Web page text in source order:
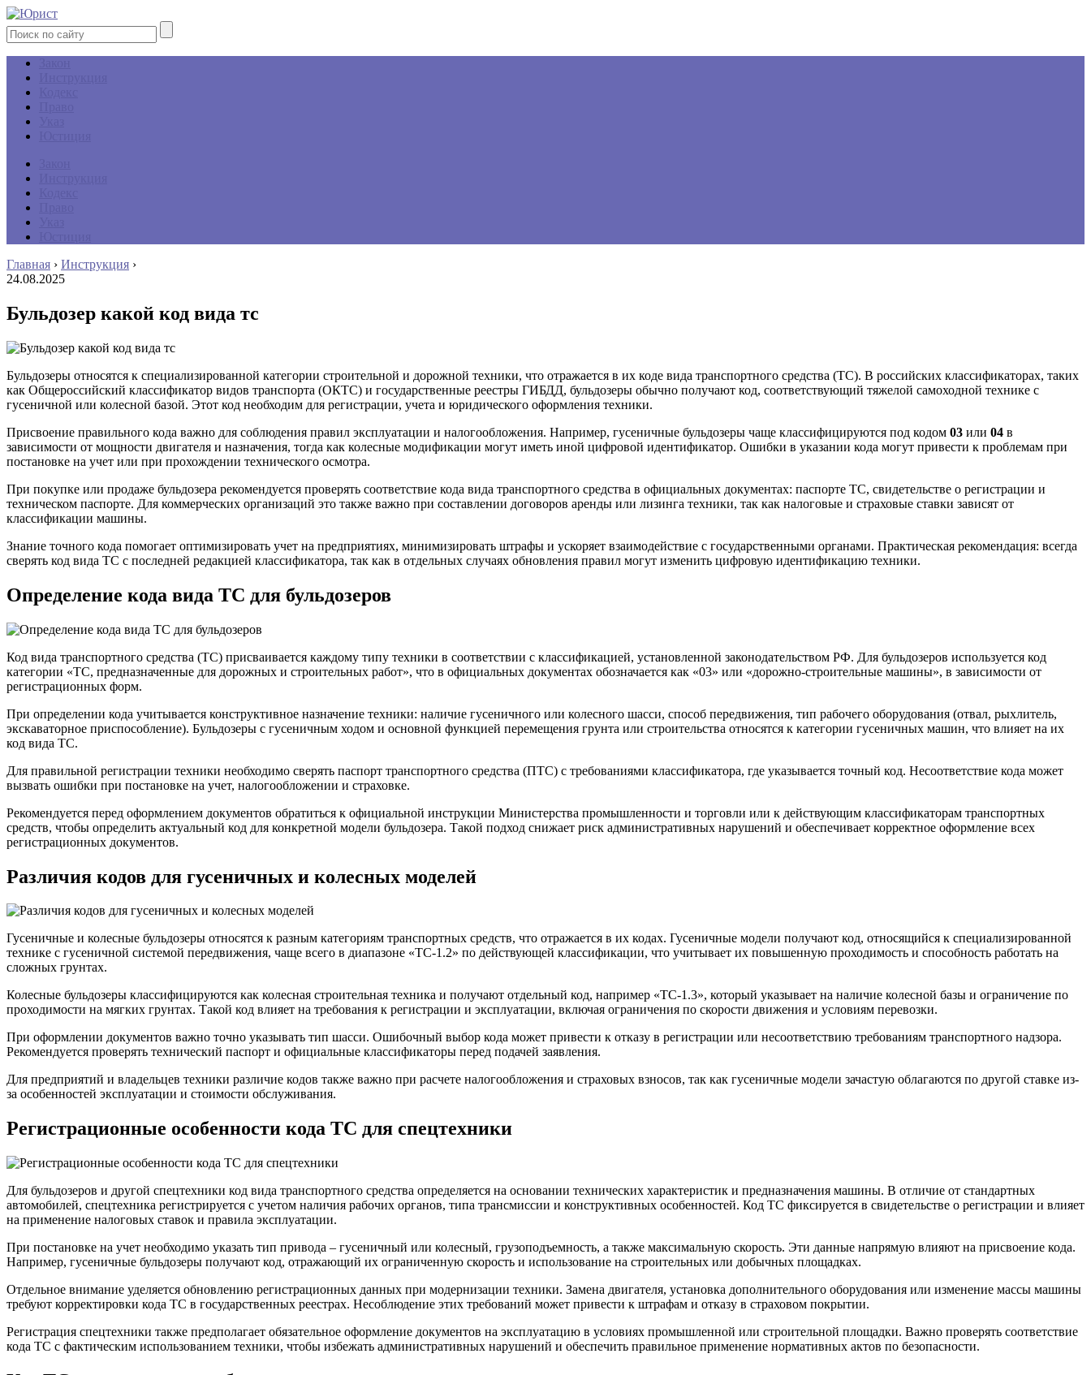
Главная › Инструкция ›
24.08.2025
Бульдозер какой код вида тс
Бульдозеры относятся к специализированной категории строительной и дорожной техники, что отражается в их коде вида транспортного средства (ТС). В российских классификаторах, таких
как Общероссийский классификатор видов транспорта (ОКТС) и государственные реестры ГИБДД, бульдозеры обычно получают код, соответствующий тяжелой самоходной технике с
гусеничной или колесной базой. Этот код необходим для регистрации, учета и юридического оформления техники.
Присвоение правильного кода важно для соблюдения правил эксплуатации и налогообложения. Например, гусеничные бульдозеры чаще классифицируются под кодом 03 или 04 в
зависимости от мощности двигателя и назначения, тогда как колесные модификации могут иметь иной цифровой идентификатор. Ошибки в указании кода могут привести к проблемам при
постановке на учет или при прохождении технического осмотра.
При покупке или продаже бульдозера рекомендуется проверять соответствие кода вида транспортного средства в официальных документах: паспорте ТС, свидетельстве о регистрации и
техническом паспорте. Для коммерческих организаций это также важно при составлении договоров аренды или лизинга техники, так как налоговые и страховые ставки зависят от
классификации машины.
Знание точного кода помогает оптимизировать учет на предприятиях, минимизировать штрафы и ускоряет взаимодействие с государственными органами. Практическая рекомендация: всегда
сверять код вида ТС с последней редакцией классификатора, так как в отдельных случаях обновления правил могут изменить цифровую идентификацию техники.
Определение кода вида ТС для бульдозеров
Код вида транспортного средства (ТС) присваивается каждому типу техники в соответствии с классификацией, установленной законодательством РФ. Для бульдозеров используется код
категории «ТС, предназначенные для дорожных и строительных работ», что в официальных документах обозначается как «03» или «дорожно-строительные машины», в зависимости от
регистрационных форм.
При определении кода учитывается конструктивное назначение техники: наличие гусеничного или колесного шасси, способ передвижения, тип рабочего оборудования (отвал, рыхлитель,
экскаваторное приспособление). Бульдозеры с гусеничным ходом и основной функцией перемещения грунта или строительства относятся к категории гусеничных машин, что влияет на их
код вида ТС.
Для правильной регистрации техники необходимо сверять паспорт транспортного средства (ПТС) с требованиями классификатора, где указывается точный код. Несоответствие кода может
вызвать ошибки при постановке на учет, налогообложении и страховке.
Рекомендуется перед оформлением документов обратиться к официальной инструкции Министерства промышленности и торговли или к действующим классификаторам транспортных
средств, чтобы определить актуальный код для конкретной модели бульдозера. Такой подход снижает риск административных нарушений и обеспечивает корректное оформление всех
регистрационных документов.
Различия кодов для гусеничных и колесных моделей
Гусеничные и колесные бульдозеры относятся к разным категориям транспортных средств, что отражается в их кодах. Гусеничные модели получают код, относящийся к специализированной
технике с гусеничной системой передвижения, чаще всего в диапазоне «ТС-1.2» по действующей классификации, что учитывает их повышенную проходимость и способность работать на
сложных грунтах.
Колесные бульдозеры классифицируются как колесная строительная техника и получают отдельный код, например «ТС-1.3», который указывает на наличие колесной базы и ограничение по
проходимости на мягких грунтах. Такой код влияет на требования к регистрации и эксплуатации, включая ограничения по скорости движения и условиям перевозки.
При оформлении документов важно точно указывать тип шасси. Ошибочный выбор кода может привести к отказу в регистрации или несоответствию требованиям транспортного надзора.
Рекомендуется проверять технический паспорт и официальные классификаторы перед подачей заявления.
Для предприятий и владельцев техники различие кодов также важно при расчете налогообложения и страховых взносов, так как гусеничные модели зачастую облагаются по другой ставке из-
за особенностей эксплуатации и стоимости обслуживания.
Регистрационные особенности кода ТС для спецтехники
Для бульдозеров и другой спецтехники код вида транспортного средства определяется на основании технических характеристик и предназначения машины. В отличие от стандартных
автомобилей, спецтехника регистрируется с учетом наличия рабочих органов, типа трансмиссии и конструктивных особенностей. Код ТС фиксируется в свидетельстве о регистрации и влияет
на применение налоговых ставок и правила эксплуатации.
При постановке на учет необходимо указать тип привода – гусеничный или колесный, грузоподъемность, а также максимальную скорость. Эти данные напрямую влияют на присвоение кода.
Например, гусеничные бульдозеры получают код, отражающий их ограниченную скорость и использование на строительных или добычных площадках.
Отдельное внимание уделяется обновлению регистрационных данных при модернизации техники. Замена двигателя, установка дополнительного оборудования или изменение массы машины
требуют корректировки кода ТС в государственных реестрах. Несоблюдение этих требований может привести к штрафам и отказу в страховом покрытии.
Регистрация спецтехники также предполагает обязательное оформление документов на эксплуатацию в условиях промышленной или строительной площадки. Важно проверять соответствие
кода ТС с фактическим использованием техники, чтобы избежать административных нарушений и обеспечить правильное применение нормативных актов по безопасности.